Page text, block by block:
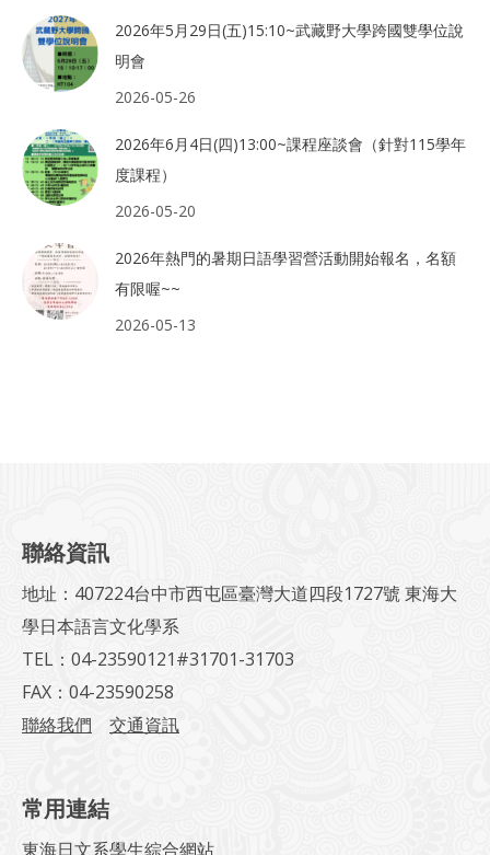
2026年5月29日(五)15:10~武藏野大學跨國雙學位說
明會
2026-05-26
2026年6月4日(四)13:00~課程座談會（針對115學年
度課程）
2026-05-20
2026年熱門的暑期日語學習營活動開始報名，名額
有限喔~~
2026-05-13
聯絡資訊
地址：407224台中市西屯區臺灣大道四段1727號 東海大
學日本語言文化學系
TEL：04-23590121#31701-31703
FAX：04-23590258
聯絡我們
交通資訊
常用連結
東海日文系學生綜合網站